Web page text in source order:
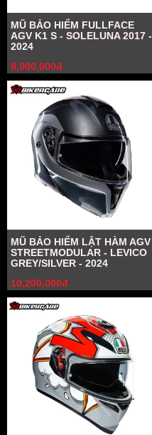
MŨ BẢO HIỂM FULLFACE
AGV K1 S - SOLELUNA 2017 -
2024
8,000,000đ
MŨ BẢO HIỂM LẬT HÀM AGV
STREETMODULAR - LEVICO
GREY/SILVER - 2024
10,200,000đ